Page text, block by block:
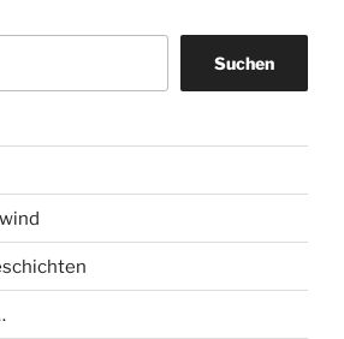
Suchen